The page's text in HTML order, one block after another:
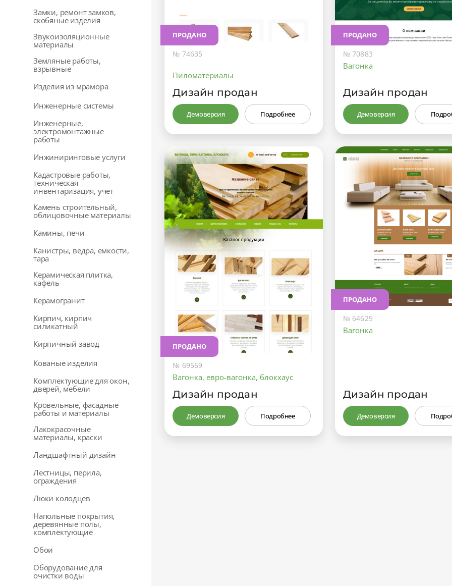
Замки, ремонт замков,
скобяные изделия
Звукоизоляционные
материалы
Земляные работы,
взрывные
Изделия из мрамора
Инженерные системы
Инженерные,
электромонтажные
работы
Инжиниринговые услуги
Кадастровые работы,
техническая
инвентаризация, учет
Камень строительный,
облицовочные материалы
Камины, печи
Канистры, ведра, емкости,
тара
Керамическая плитка,
кафель
Керамогранит
Кирпич, кирпич
силикатный
Кирпичный завод
Кованые изделия
Комплектующие для окон,
дверей, мебели
Кровельные, фасадные
работы и материалы
Лакокрасочные
материалы, краски
Ландшафтный дизайн
Лестницы, перила,
ограждения
Люки колодцев
Напольные покрытия,
деревянные полы,
комплектующие
Обои
Оборудование для
очистки воды
ПРОДАНО
№ 74635
Пиломатериалы
Дизайн продан
Демоверсия Подробнее
ПРОДАНО
№ 70883
Вагонка
Дизайн продан
Демоверсия
ПРОДАНО
№ 69569
Вагонка, евро-вагонка, блокхаус
Дизайн продан
Демоверсия Подробнее
ПРОДАНО
№ 64629
Вагонка
Дизайн продан
Демоверсия